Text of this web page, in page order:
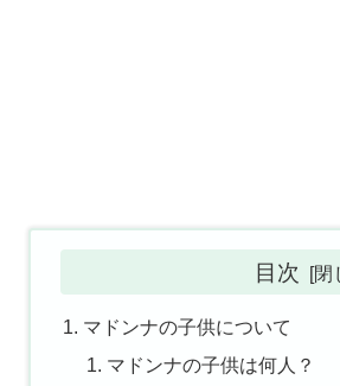
目次
マドンナの子供について
マドンナの子供は何人？